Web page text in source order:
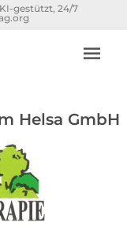
gestützt, 24/7
Helsa GmbH